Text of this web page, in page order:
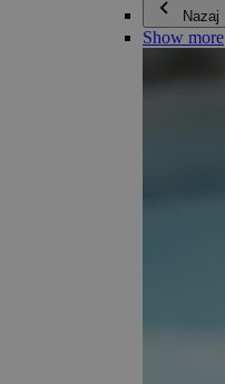
Nazaj
Show more